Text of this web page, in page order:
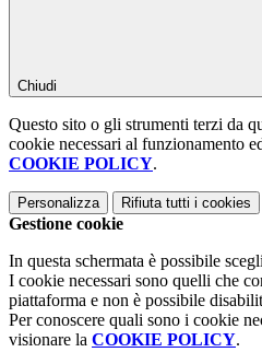
Chiudi
Questo sito o gli strumenti terzi da
cookie necessari al funzionamento
COOKIE POLICY.
Personalizza Rifiuta tutti i cookies
Gestione cookie
In questa schermata è possibile
I cookie necessari sono quelli che
piattaforma e non è possibile
Per conoscere quali sono i cookie
visionare la COOKIE POLICY.